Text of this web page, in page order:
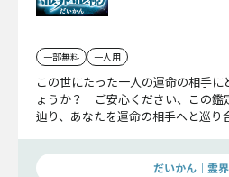
一部無料 一人用
この世にたった一人の運命の相手
ょうか？ ご安心ください、この鑑
辿り、あなたを運命の相手へと巡り
だいかん｜霊